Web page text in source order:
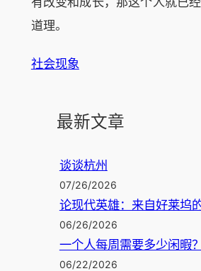
道理。
社会现象
最新文章
谈谈杭州
07/26/2026
论现代英雄：来自好莱坞
06/26/2026
一个人每周需要多少闲暇？
06/22/2026